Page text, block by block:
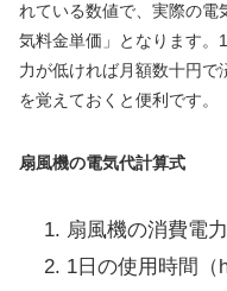
れている数値で、実際の
気料金単価」となります。
力が低ければ月額数十円で
を覚えておくと便利です。
扇風機の電気代計算式
扇風機の消費電
1日の使用時間（